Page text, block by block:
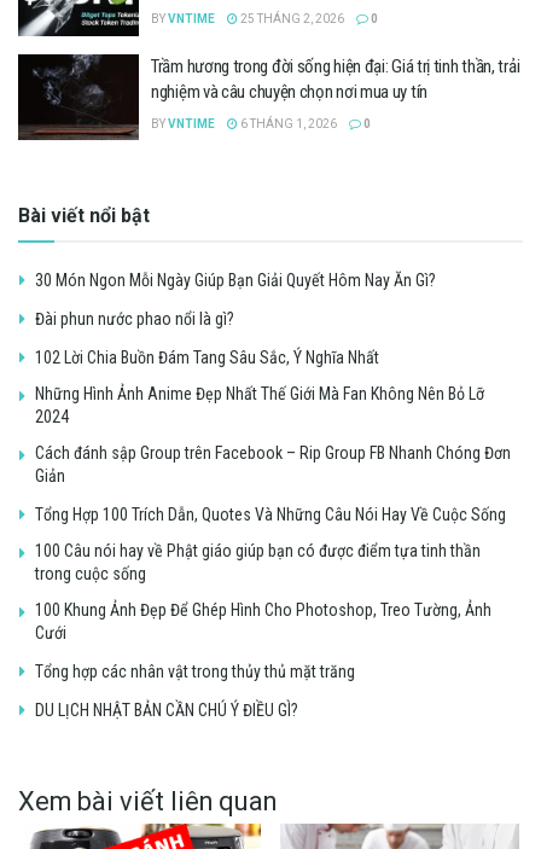
BYVNTIME 25 THÁNG 2, 2026 0
Trầm hương trong đời sống hiện đại: Giá trị tinh thần, trải
nghiệm và câu chuyện chọn nơi mua uy tín
BYVNTIME 6 THÁNG 1, 2026 0
Bài viết nổi bật
30 Món Ngon Mỗi Ngày Giúp Bạn Giải Quyết Hôm Nay Ăn Gì?
Đài phun nước phao nổi là gì?
102 Lời Chia Buồn Đám Tang Sâu Sắc, Ý Nghĩa Nhất
Những Hình Ảnh Anime Đẹp Nhất Thế Giới Mà Fan Không Nên Bỏ Lỡ
2024
Cách đánh sập Group trên Facebook – Rip Group FB Nhanh Chóng Đơn
Giản
Tổng Hợp 100 Trích Dẫn, Quotes Và Những Câu Nói Hay Về Cuộc Sống
100 Câu nói hay về Phật giáo giúp bạn có được điểm tựa tinh thần
trong cuộc sống
100 Khung Ảnh Đẹp Để Ghép Hình Cho Photoshop, Treo Tường, Ảnh
Cưới
Tổng hợp các nhân vật trong thủy thủ mặt trăng
DU LỊCH NHẬT BẢN CẦN CHÚ Ý ĐIỀU GÌ?
Xem bài viết liên quan